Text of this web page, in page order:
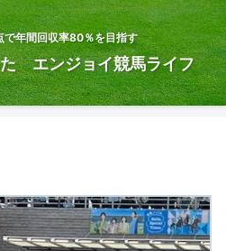
で年間回収率80％を目指す
エンジョイ競馬ライフ